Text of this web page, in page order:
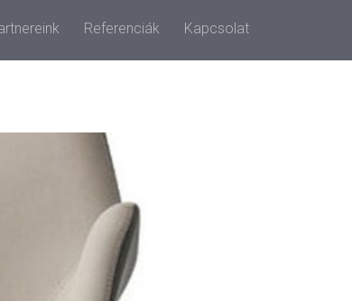
Referenciák Kapcsolat